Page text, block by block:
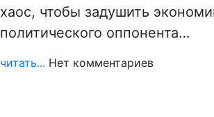
хаос, чтобы задушить
политического оппонента…
читать... Нет комментариев